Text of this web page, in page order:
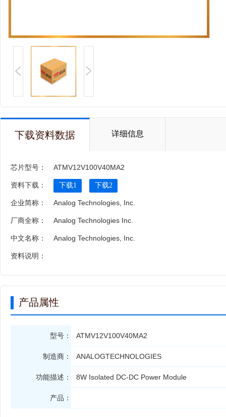
下载资料数据 详细信息
芯片型号： ATMV12V100V40MA2
资料下载： 下载1 下载2
企业简称： Analog Technologies, Inc.
厂商全称： Analog Technologies Inc.
中文名称： Analog Technologies, Inc.
资料说明：
产品属性
型号：
制造商：
功能描述：
产品：
ATMV12V100V40MA2
ANALOGTECHNOLOGIES
8W Isolated DC-DC Power Module